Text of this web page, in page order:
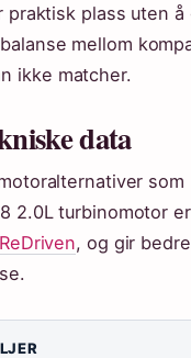
praktisk plass uten
mellom
ikke matcher.
data
som
2.0L turbinomotor
ReDriven, og gir